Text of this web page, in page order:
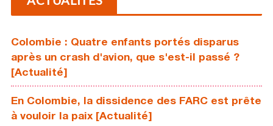
Colombie : Quatre enfants portés disparus
après un crash d'avion, que s'est-il passé ?
[Actualité]
En Colombie, la dissidence des FARC est prête
à vouloir la paix [Actualité]